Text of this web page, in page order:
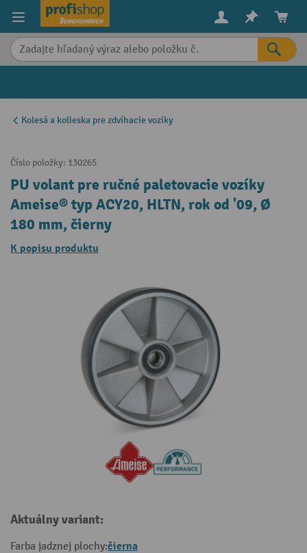
content
Kolesá a kolieska pre zdvíhacie vozíky
Číslo položky: 130265
PU volant pre ručné paletovacie vozíky
Ameise® typ ACY20, HLTN, rok od '09, Ø
180 mm, čierny
K popisu produktu
Aktuálny variant:
Farba jadznej plochy:čierna